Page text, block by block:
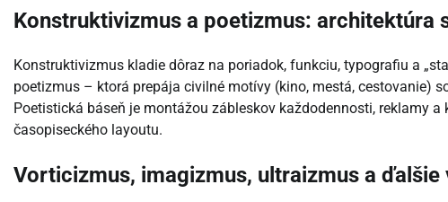
Konstruktivizmus a poetizmus: architektúra
Konstruktivizmus kladie dôraz na poriadok, funkciu, typografiu a
poetizmus – ktorá prepája civilné motívy (kino, mestá, cestovanie)
Poetistická báseň je montážou zábleskov každodennosti, reklamy
časopiseckého layoutu.
Vorticizmus, imagizmus, ultraizmus a